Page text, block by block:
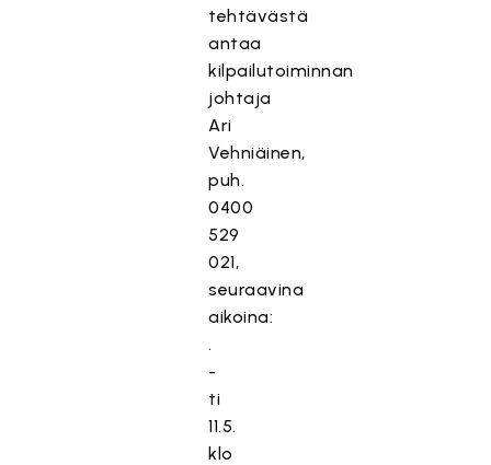
tehtävästä
antaa
kilpailutoiminnan
johtaja
Ari
Vehniäinen,
puh.
0400
529
021,
seuraavina
aikoina:
.
-
ti
11.5.
klo